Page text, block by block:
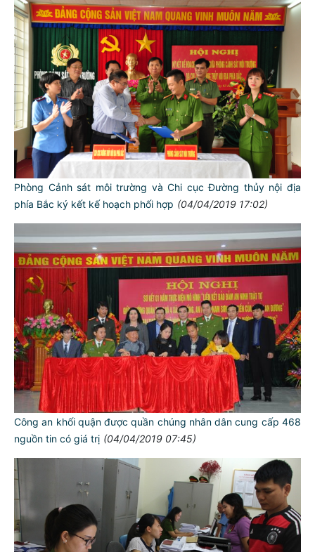
Phòng Cảnh sát môi trường và Chi cục Đường thủy nội địa
phía Bắc ký kết kế hoạch phối hợp (04/04/2019 17:02)
Công an khối quận được quần chúng nhân dân cung cấp 468
nguồn tin có giá trị (04/04/2019 07:45)